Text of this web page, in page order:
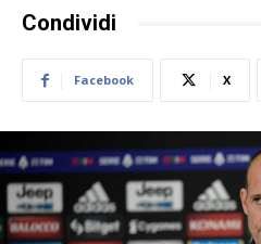
Condividi
Facebook X